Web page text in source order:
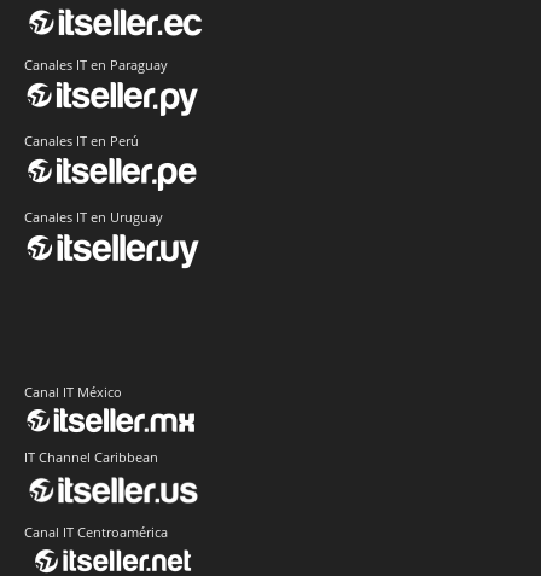
Canales IT en Paraguay
Canales IT en Perú
Canales IT en Uruguay
Canal IT México
IT Channel Caribbean
Canal IT Centroamérica